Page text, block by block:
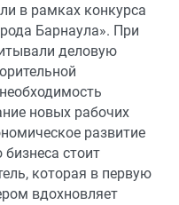
в рамках конкурса
Барнаула». При
деловую
новых рабочих
развитие
стоит
которая в первую
вдохновляет